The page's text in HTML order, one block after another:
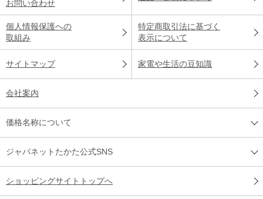
お問い合わせ
個人情報保護への
取組み
特定商取引法に基づく
表示について
サイトマップ 家電や生活の豆知識
会社案内
価格名称について
ジャパネットたかた公式SNS
ショッピングサイトトップへ